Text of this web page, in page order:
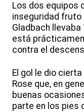
Los dos equipos
inseguridad fruto
Gladbach llevaba
está
contra el
El gol le dio
Rose que, en
buenas
parte en los pies